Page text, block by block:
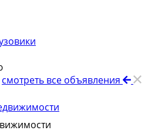
смотреть все объявления